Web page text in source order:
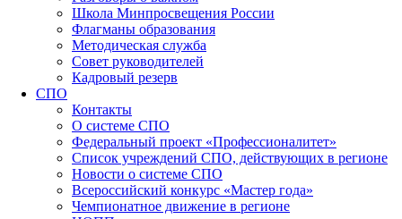
Школа Минпросвещения России
Флагманы образования
Методическая служба
Совет руководителей
Кадровый резерв
СПО
Контакты
О системе СПО
Федеральный проект «Профессионалитет»
Список учреждений СПО, действующих в регионе
Новости о системе СПО
Всероссийский конкурс «Мастер года»
Чемпионатное движение в регионе